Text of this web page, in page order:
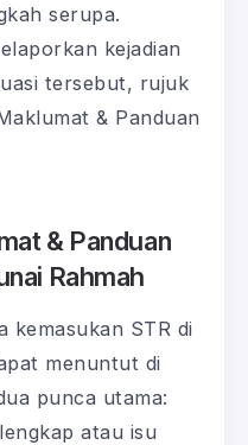
serupa.
kejadian
tersebut, rujuk
& Panduan
& Panduan
Rahmah
kemasukan STR di
menuntut di
punca utama:
atau isu